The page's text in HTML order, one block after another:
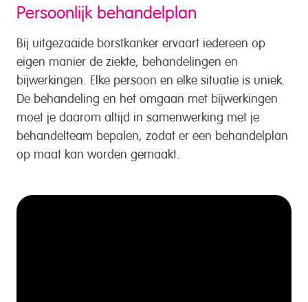
Persoonlijk behandelplan
Bij uitgezaaide borstkanker ervaart iedereen op
eigen manier de ziekte, behandelingen en
bijwerkingen. Elke persoon en elke situatie is uniek.
De behandeling en het omgaan met bijwerkingen
moet je daarom altijd in samenwerking met je
behandelteam bepalen, zodat er een behandelplan
op maat kan worden gemaakt.